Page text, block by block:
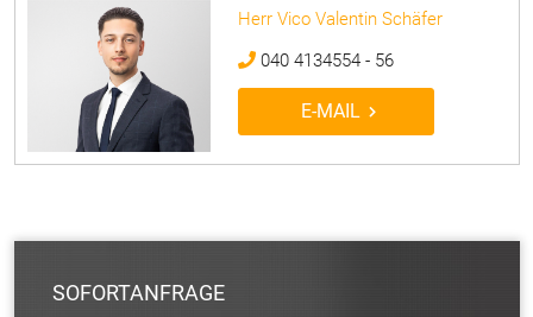
Herr Vico Valentin Schäfer
040 4134554 - 56
E-MAIL
SOFORTANFRAGE